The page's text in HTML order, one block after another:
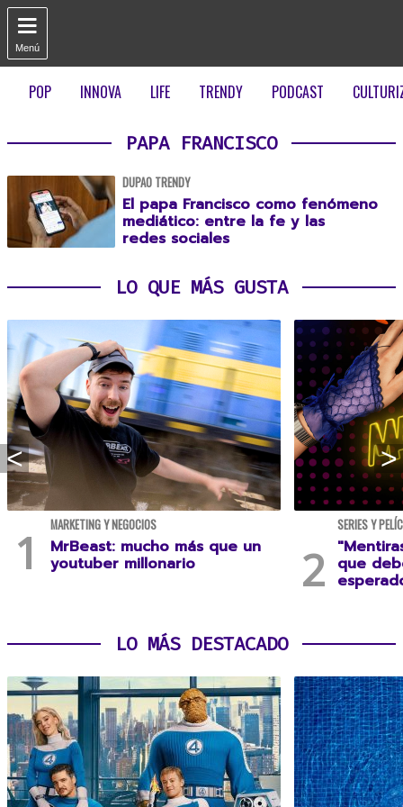

Menú
POP INNOVA LIFE TRENDY PODCAST
PAPA FRANCISCO
DUPAO TRENDY
El papa Francisco como fenómeno
mediático: entre la fe y las
redes sociales
LO QUE MÁS GUSTA
MARKETING Y NEGOCIOS
MrBeast: mucho más que un
youtuber millonario
SERIES Y
que
LO MÁS DESTACADO